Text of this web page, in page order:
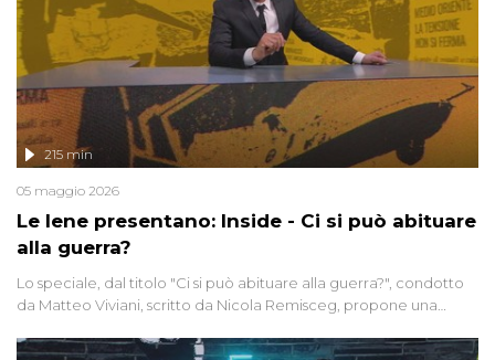
Le Iene presentano: Inside - Ci si può abituare
alla guerra?
215 min
05 maggio 2026
Lo speciale, dal titolo "Ci si può abituare alla guerra?", condotto
da Matteo Viviani, scritto da Nicola Remisceg, propone una
di settore - su quanto la guerra sia diventata una realtà pervasiva.